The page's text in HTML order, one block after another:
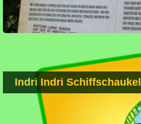
Indri Indri Schiffschaukel